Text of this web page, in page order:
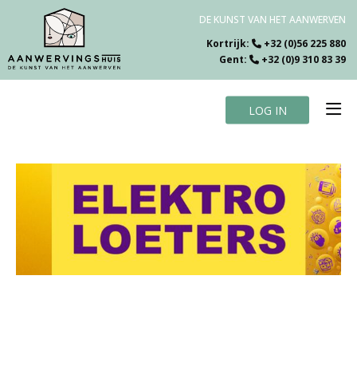
DE KUNST VAN HET AANWERVEN
Kortrijk:
+32 (0)56 225 880
Gent:
+32 (0)9 310 83 39
Vacatures
Over ons
Specialiteiten
Testimonials
Blog
Contact
LOG IN